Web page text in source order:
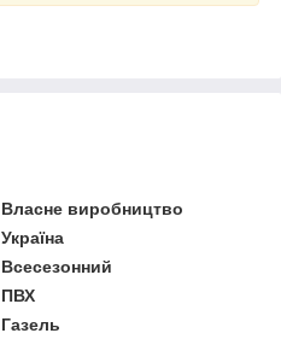
Власне виробництво
Україна
Всесезонний
ПВХ
Газель